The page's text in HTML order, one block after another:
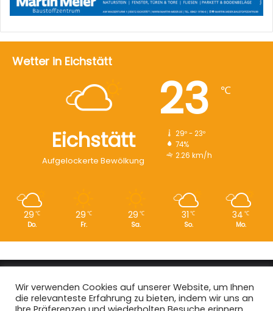
Wetter in Eichstätt
Eichstätt
Aufgelockerte Bewölkung
23 ℃
29º - 23º
74%
2.26 km/h
29 ℃
Do.
29 ℃
Fr.
29 ℃
Sa.
31 ℃
So.
34 ℃
Mo.
Copyright © 2008 - 2026 EI-Live.de
| Alle Rechte vorbehalten.
Start|Datenschutz|Kontakt|Impressum
Wir verwenden Cookies auf unserer Website, um Ihnen
die relevanteste Erfahrung zu bieten, indem wir uns an